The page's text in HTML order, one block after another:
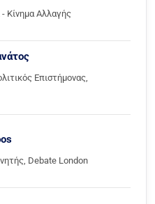
Κίνημα Αλλαγής
Επιστήμονας,
Debate London